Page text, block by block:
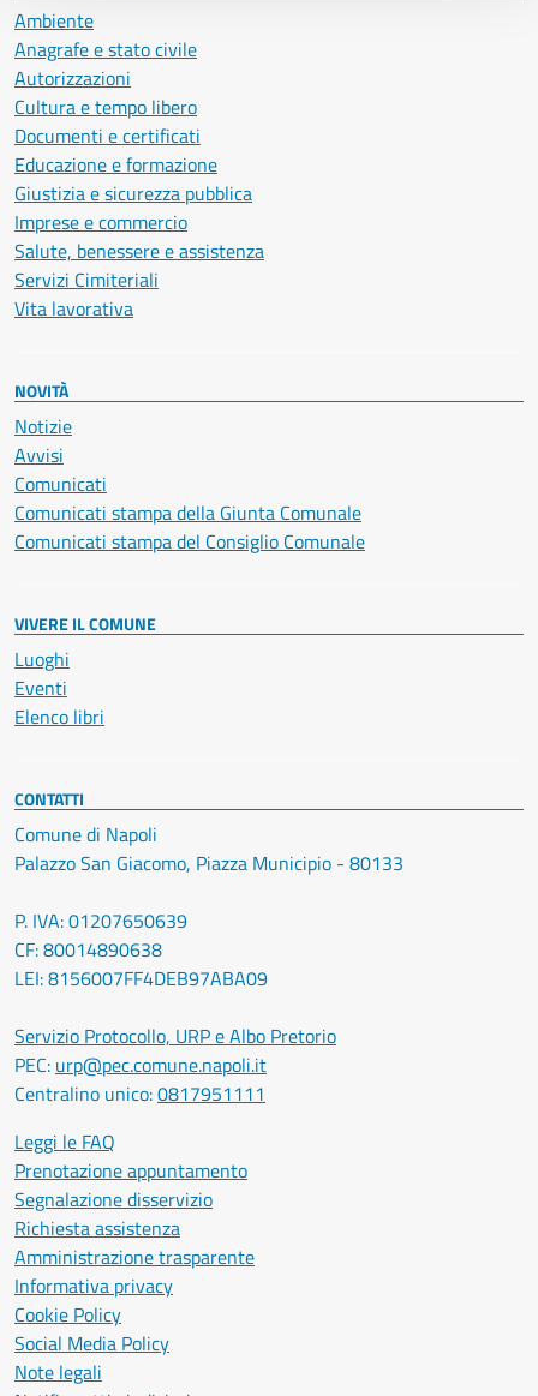
Ambiente
Anagrafe e stato civile
Autorizzazioni
Cultura e tempo libero
Documenti e certificati
Educazione e formazione
Giustizia e sicurezza pubblica
Imprese e commercio
Salute, benessere e assistenza
Servizi Cimiteriali
Vita lavorativa
NOVITÀ
Notizie
Avvisi
Comunicati
Comunicati stampa della Giunta Comunale
Comunicati stampa del Consiglio Comunale
VIVERE IL COMUNE
Luoghi
Eventi
Elenco libri
CONTATTI
Comune di Napoli
Palazzo San Giacomo, Piazza Municipio - 80133
P. IVA: 01207650639
CF: 80014890638
LEI: 8156007FF4DEB97ABA09
Servizio Protocollo, URP e Albo Pretorio
PEC: urp@pec.comune.napoli.it
Centralino unico:0817951111
Leggi le FAQ
Prenotazione appuntamento
Segnalazione disservizio
Richiesta assistenza
Amministrazione trasparente
Informativa privacy
Cookie Policy
Social Media Policy
Note legali